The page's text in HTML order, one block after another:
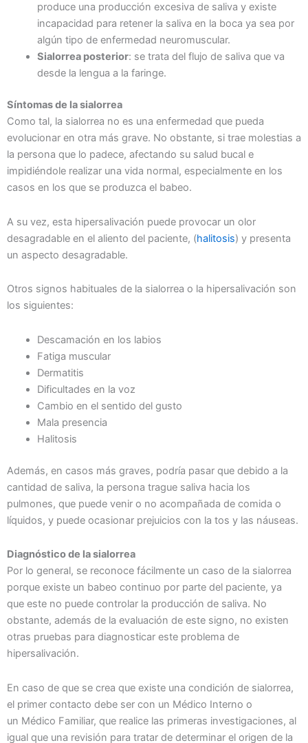
produce una producción excesiva de saliva y existe
incapacidad para retener la saliva en la boca ya sea por
algún tipo de enfermedad neuromuscular.
Sialorrea posterior: se trata del flujo de saliva que va
desde la lengua a la faringe.
Síntomas de la sialorrea
Como tal, la sialorrea no es una enfermedad que pueda
evolucionar en otra más grave. No obstante, si trae molestias a
la persona que lo padece, afectando su salud bucal e
impidiéndole realizar una vida normal, especialmente en los
casos en los que se produzca el babeo.
A su vez, esta hipersalivación puede provocar un olor
desagradable en el aliento del paciente, (halitosis) y presenta
un aspecto desagradable.
Otros signos habituales de la sialorrea o la hipersalivación son
los siguientes:
Descamación en los labios
Fatiga muscular
Dermatitis
Dificultades en la voz
Cambio en el sentido del gusto
Mala presencia
Halitosis
Además, en casos más graves, podría pasar que debido a la
cantidad de saliva, la persona trague saliva hacia los
pulmones, que puede venir o no acompañada de comida o
líquidos, y puede ocasionar prejuicios con la tos y las náuseas.
Diagnóstico de la sialorrea
Por lo general, se reconoce fácilmente un caso de la sialorrea
porque existe un babeo continuo por parte del paciente, ya
que este no puede controlar la producción de saliva. No
obstante, además de la evaluación de este signo, no existen
otras pruebas para diagnosticar este problema de
hipersalivación.
En caso de que se crea que existe una condición de sialorrea,
el primer contacto debe ser con un Médico Interno o
un Médico Familiar, que realice las primeras investigaciones, al
igual que una revisión para tratar de determinar el origen de la